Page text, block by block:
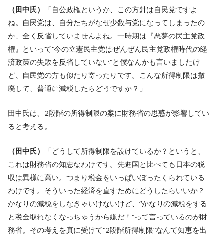
（田中氏）
「自公政権というか、この方針は自民党ですよ
ね。自民党は、自分たちがなぜ少数与党になってしまったの
か、全く反省していませんよね。一時期は『悪夢の民主党政
権』といって“今の立憲民主党はぜんぜん民主党政権時代の経
済政策の失敗を反省していない”と僕なんかも言いましたけ
ど、自民党の方も似たり寄ったりです。こんな所得制限は撤
廃して、普通に減税したらどうですか？」
田中氏は、2段階の所得制限の案に財務省の思惑が影響してい
ると考える。
（田中氏）
「どうして所得制限を設けているか？というと、
これは財務省の知恵なわけです。先進国と比べても日本の税
収は異様に高い。つまり税金をいっぱいぼったくられている
わけです。そういった経済を直すためにどうしたらいいか？
かなりの減税をしなきゃいけないけど、“かなりの減税をする
と税金取れなくなっちゃうから嫌だ！”って言っているのが財
務省。その考えを真に受けて“2段階所得制限”なんて知恵を出